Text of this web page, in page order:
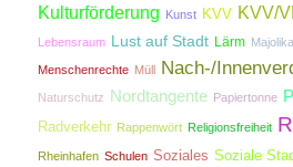
Kulturförderung Kunst KVV KVV/
Lebensraum Lust auf Stadt Lärm Majolika
Menschenrechte Müll Nach-/
Naturschutz Nordtangente Papiertonne
Radverkehr Rappenwört Religionsfreiheit
Rheinhafen Schulen Soziales Soziale